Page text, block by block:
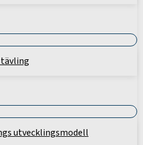
utvecklingsmodell